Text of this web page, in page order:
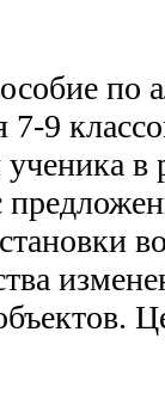
по
9
в